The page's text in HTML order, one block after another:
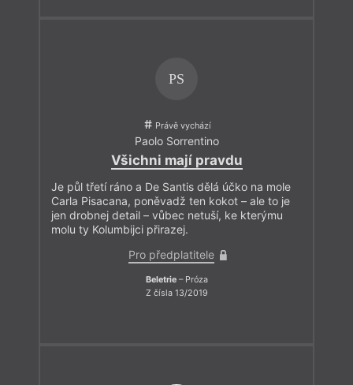
PS
Právě vychází
Paolo Sorrentino
Všichni mají pravdu
Je půl třetí ráno a De Santis dělá účko na mole
Carla Pisacana, poněvadž ten kokot – ale to je
jen drobnej detail – vůbec netuší, ke kterýmu
molu ty Kolumbijci přirazej.
Pro předplatitele
Beletrie– Próza
Z čísla 13/2019